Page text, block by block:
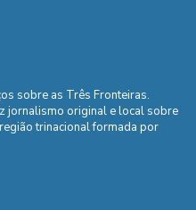
sobre as Três Fronteiras.
jornalismo original e local sobre
trinacional formada por